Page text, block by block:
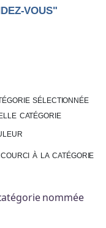
VOUS"
sélectionnée
catégorie
à la catégorie
nommée